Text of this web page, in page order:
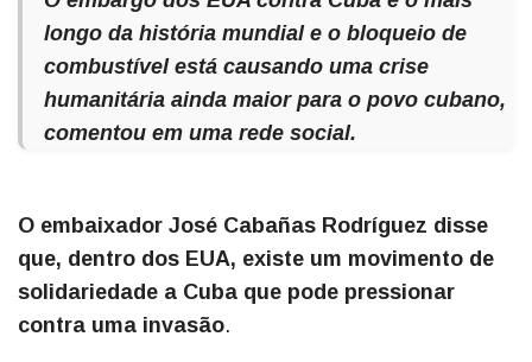
longo da história mundial e o bloqueio de
combustível está causando uma crise
humanitária ainda maior para o povo cubano,
comentou em uma rede social.
O embaixador José Cabañas Rodríguez disse
que, dentro dos EUA, existe um movimento de
solidariedade a Cuba que pode pressionar
contra uma invasão.